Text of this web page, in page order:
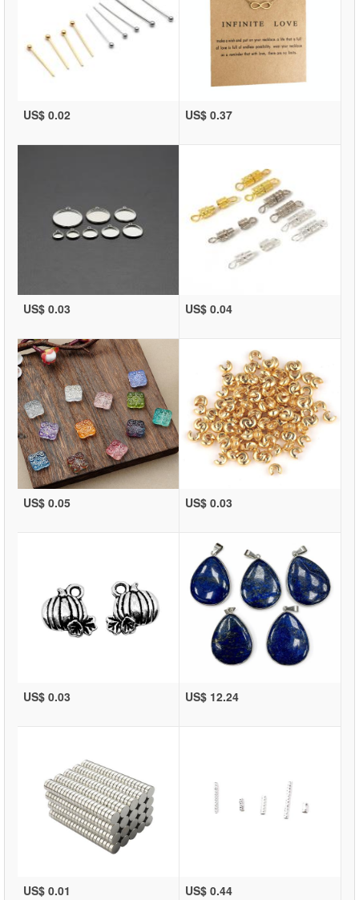
US$ 0.02 US$ 0.37
US$ 0.03 US$ 0.04
US$ 0.05 US$ 0.03
US$ 0.03 US$ 12.24
US$ 0.01 US$ 0.44